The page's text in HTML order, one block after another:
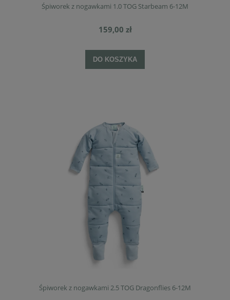
Śpiworek z nogawkami 1.0 TOG Starbeam 6-12M
159,00 zł
DO KOSZYKA
Śpiworek z nogawkami 2.5 TOG Dragonflies 6-12M